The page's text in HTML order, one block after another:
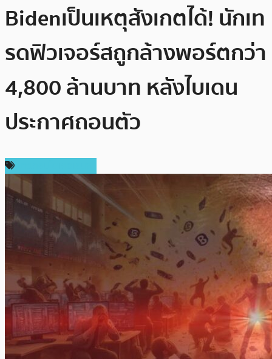
Bidenเป็นเหตุสังเกตได้! นักเท
รดฟิวเจอร์สถูกล้างพอร์ตกว่า
4,800 ล้านบาท หลังไบเดน
ประกาศถอนตัว